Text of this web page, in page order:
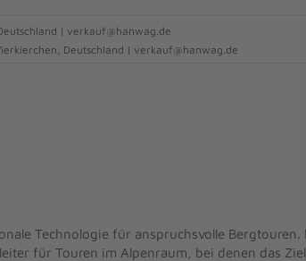
| verkauf@hanwag.de
Deutschland | verkauf@hanwag.de
Technologie für anspruchsvolle Bergtouren.
für Touren im Alpenraum, bei denen das